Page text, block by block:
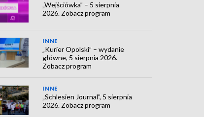
„Wejściówka” – 5 sierpnia
2026. Zobacz program
INNE
„Kurier Opolski” – wydanie
główne, 5 sierpnia 2026.
Zobacz program
INNE
„Schlesien Journal”, 5 sierpnia
2026. Zobacz program